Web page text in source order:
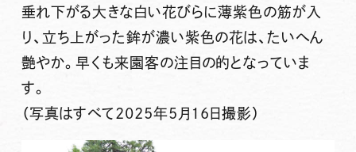
垂れ下がる大きな白い花びらに薄紫色の筋が入
り、立ち上がった鉾が濃い紫色の花は、たいへん
艶やか。早くも来園客の注目の的となっていま
す。
（写真はすべて2025年5月16日撮影）